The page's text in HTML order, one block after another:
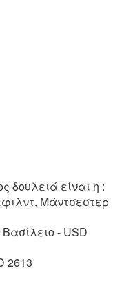
δουλειά είναι η :
Μάντσεστερ
- USD
2613